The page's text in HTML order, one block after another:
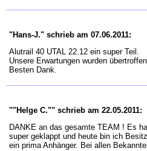
"Hans-J." schrieb am 07.06.2011:
Alutrail 40 UTAL 22.12 ein super Teil.
Unsere Erwartungen wurden
Besten Dank.
""Helge C."" schrieb am 22.05.2011:
DANKE an das gesamte TEAM ! Es
super geklappt und heute bin ich
ein prima Anhänger. Bei allen